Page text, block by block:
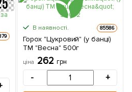
В наявності. 85586
Горох "Цукровий" (у банці)
ТМ "Весна" 500г
ціна 262 грн
- +